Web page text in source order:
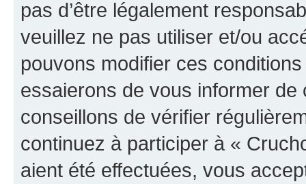
pas d’être légalement
veuillez ne pas utiliser et/ou
pouvons modifier ces
essaierons de vous informer
conseillons de vérifier
continuez à participer à «
aient été effectuées, vous